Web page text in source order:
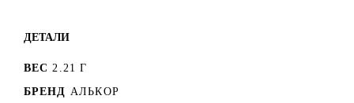
ДЕТАЛИ
ВЕС 2.21 Г
БРЕНД АЛЬКОР